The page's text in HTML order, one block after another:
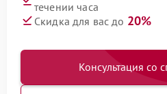
течении часа
Скидка для вас до 20%
Консультация со